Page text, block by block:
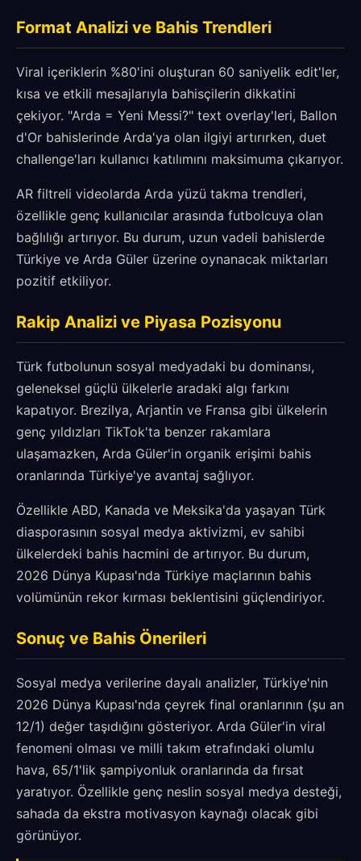
Format Analizi ve Bahis Trendleri
Viral içeriklerin %80'ini oluşturan 60 saniyelik edit'ler,
kısa ve etkili mesajlarıyla bahisçilerin dikkatini
çekiyor. "Arda = Yeni Messi?" text overlay'leri, Ballon
d'Or bahislerinde Arda'ya olan ilgiyi artırırken, duet
challenge'ları kullanıcı katılımını maksimuma çıkarıyor.
AR filtreli videolarda Arda yüzü takma trendleri,
özellikle genç kullanıcılar arasında futbolcuya olan
bağlılığı artırıyor. Bu durum, uzun vadeli bahislerde
Türkiye ve Arda Güler üzerine oynanacak miktarları
pozitif etkiliyor.
Rakip Analizi ve Piyasa Pozisyonu
Türk futbolunun sosyal medyadaki bu dominansı,
geleneksel güçlü ülkelerle aradaki algı farkını
kapatıyor. Brezilya, Arjantin ve Fransa gibi ülkelerin
genç yıldızları TikTok'ta benzer rakamlara
ulaşamazken, Arda Güler'in organik erişimi bahis
oranlarında Türkiye'ye avantaj sağlıyor.
Özellikle ABD, Kanada ve Meksika'da yaşayan Türk
diasporasının sosyal medya aktivizmi, ev sahibi
ülkelerdeki bahis hacmini de artırıyor. Bu durum,
2026 Dünya Kupası'nda Türkiye maçlarının bahis
volümünün rekor kırması beklentisini güçlendiriyor.
Sonuç ve Bahis Önerileri
Sosyal medya verilerine dayalı analizler, Türkiye'nin
2026 Dünya Kupası'nda çeyrek final oranlarının (şu an
12/1) değer taşıdığını gösteriyor. Arda Güler'in viral
fenomeni olması ve milli takım etrafındaki olumlu
hava, 65/1'lik şampiyonluk oranlarında da fırsat
yaratıyor. Özellikle genç neslin sosyal medya desteği,
sahada da ekstra motivasyon kaynağı olacak gibi
görünüyor.